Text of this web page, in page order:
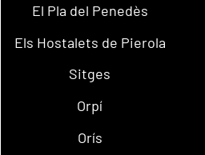
El Pla del Penedès
Els Hostalets de Pierola
Sitges
Orpí
Orís